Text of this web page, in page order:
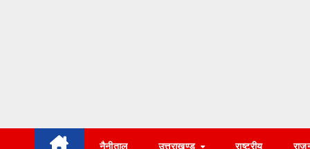
नैनीताल उत्तराखण्ड राष्ट्रीय